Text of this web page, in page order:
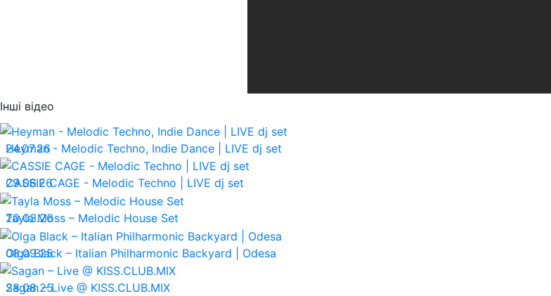
Інші відео
24.07.26
Heyman - Melodic Techno, Indie Dance | LIVE dj set
29.06.26
CASSIE CAGE - Melodic Techno | LIVE dj set
20.03.26
Tayla Moss – Melodic House Set
08.09.25
Olga Black – Italian Philharmonic Backyard | Odesa
28.08.25
Sagan – Live @ KISS.CLUB.MIX